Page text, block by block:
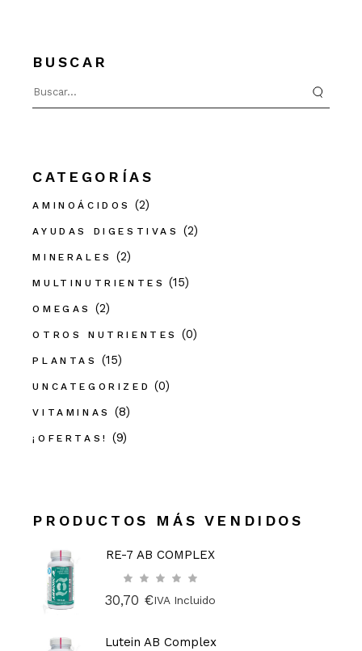
BUSCAR
for:
CATEGORÍAS
AMINOÁCIDOS (2)
AYUDAS DIGESTIVAS (2)
MINERALES (2)
MULTINUTRIENTES (15)
OMEGAS (2)
OTROS NUTRIENTES (0)
PLANTAS (15)
UNCATEGORIZED (0)
VITAMINAS (8)
¡OFERTAS! (9)
PRODUCTOS MÁS VENDIDOS
RE-7 AB COMPLEX
30,70 €IVA Incluido
Lutein AB Complex